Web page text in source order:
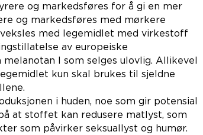
og markedsføres for å gi en mer
og markedsføres med mørkere
med legemidlet med virkestoff
av europeiske
I som selges ulovlig. Allikevel
kun skal brukes til sjeldne
i huden, noe som gir potensial
at stoffet kan redusere matlyst, som
som påvirker seksuallyst og humør.